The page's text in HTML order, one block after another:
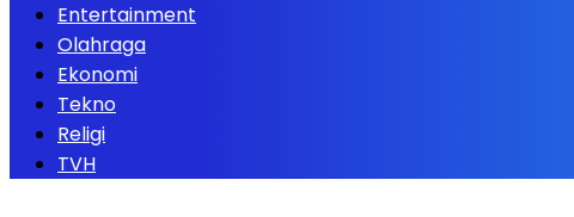
Entertainment
Olahraga
Ekonomi
Tekno
Religi
TVH